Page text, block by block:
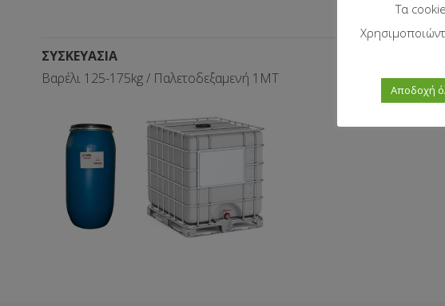
ΣΥΣΚΕΥΑΣΙΑ
Βαρέλι 125-175kg / Παλετοδεξαμενή 1ΜΤ
Τα
Αποδοχή